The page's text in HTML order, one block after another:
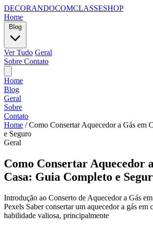
DECORANDOCOMCLASSESHOP
Home
Ver Tudo Geral
Sobre Contato
Home
Blog
Geral
Sobre
Contato
Home / Como Consertar Aquecedor a Gás em
e Seguro
Geral
Como Consertar Aquecedor
Casa: Guia Completo e
Introdução ao Conserto de Aquecedor a Gás
Pexels Saber consertar um aquecedor a gás em
habilidade valiosa, principalmente